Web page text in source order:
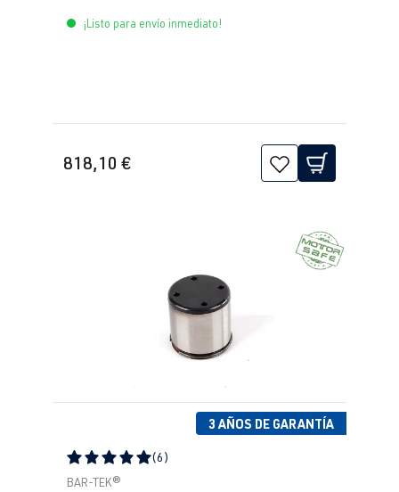
¡Listo para envío inmediato!
818,10 €
3 AÑOS DE GARANTÍA
Calificación promedio de 5 de 5 estrellas
(6)
BAR-TEK®